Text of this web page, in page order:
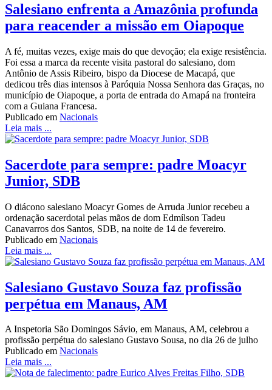
Salesiano enfrenta a Amazônia profunda
para reacender a missão em Oiapoque
A fé, muitas vezes, exige mais do que devoção; ela exige resistência.
Foi essa a marca da recente visita pastoral do salesiano, dom
Antônio de Assis Ribeiro, bispo da Diocese de Macapá, que
dedicou três dias intensos à Paróquia Nossa Senhora das Graças, no
município de Oiapoque, a porta de entrada do Amapá na fronteira
com a Guiana Francesa.
Publicado em Nacionais
Leia mais ...
Sacerdote para sempre: padre Moacyr
Junior, SDB
O diácono salesiano Moacyr Gomes de Arruda Junior recebeu a
ordenação sacerdotal pelas mãos de dom Edmílson Tadeu
Canavarros dos Santos, SDB, na noite de 14 de fevereiro.
Publicado em Nacionais
Leia mais ...
Salesiano Gustavo Souza faz profissão
perpétua em Manaus, AM
A Inspetoria São Domingos Sávio, em Manaus, AM, celebrou a
profissão perpétua do salesiano Gustavo Sousa, no dia 26 de julho
Publicado em Nacionais
Leia mais ...